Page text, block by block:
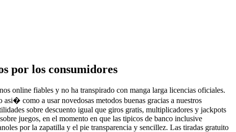
por los consumidores
online fiables y no ha transpirado con manga larga licencias oficiales.
como a usar novedosas metodos buenas gracias a nuestros
sobre descuento igual que giros gratis, multiplicadores y jackpots
juegos, en el momento en que las tipicos de banco inclusive
por la zapatilla y el pie transparencia y sencillez. Las tiradas gratuito